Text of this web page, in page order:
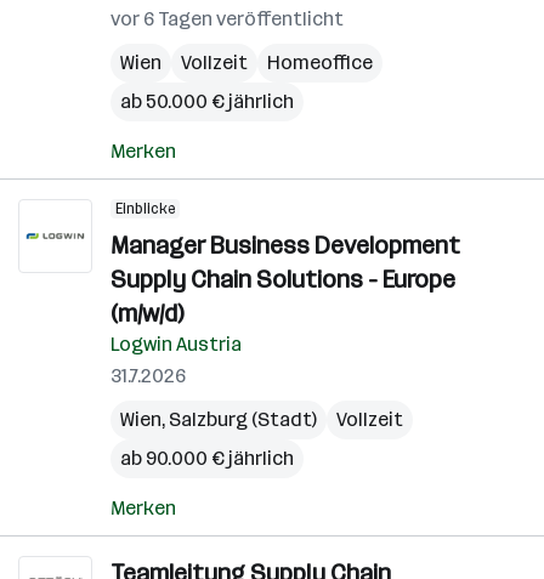
vor 6 Tagen veröffentlicht
Wien
Vollzeit
Homeoffice
ab 50.000 € jährlich
Merken
Einblicke
Manager Business Development
Supply Chain Solutions - Europe
(m/w/d)
Logwin Austria
31.7.2026
Wien, Salzburg (Stadt)
Vollzeit
ab 90.000 € jährlich
Merken
Teamleitung Supply Chain